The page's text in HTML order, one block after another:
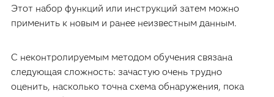
Этот набор функций или инструкций затем можно
применить к новым и ранее неизвестным данным.
С неконтролируемым методом обучения связана
следующая сложность: зачастую очень трудно
оценить, насколько точна схема обнаружения, пока